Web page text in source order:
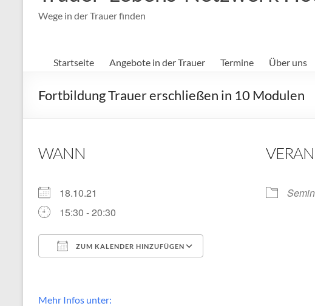
Wege in der Trauer finden
Startseite Angebote in der Trauer Termine Über uns
Fortbildung Trauer erschließen in 10 Modulen
WANN
18.10.21
15:30 - 20:30
ZUM KALENDER HINZUFÜGEN
Mehr Infos unter: